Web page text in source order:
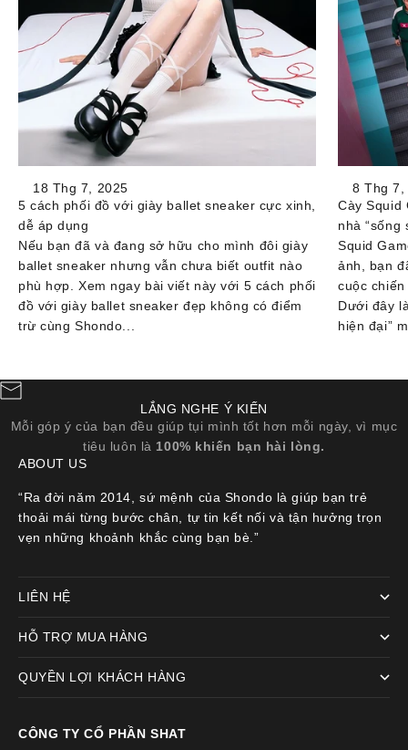
18 Thg 7, 2025
5 cách phối đồ với giày ballet sneaker cực xinh,
dễ áp dụng
Nếu bạn đã và đang sở hữu cho mình đôi giày
ballet sneaker nhưng vẫn chưa biết outfit nào
phù hợp. Xem ngay bài viết này với 5 cách phối
đồ với giày ballet sneaker đẹp không có điểm
trừ cùng Shondo...
8 Thg 7,
Cày Squid
nhà “sống
Squid
ảnh, bạn
cuộc
Dưới đây
hiện đại”
LẮNG NGHE Ý KIẾN
Mỗi góp ý của bạn đều giúp tụi mình tốt hơn mỗi ngày, vì mục
tiêu luôn là 100% khiến bạn hài lòng.
ABOUT US
“Ra đời năm 2014, sứ mệnh của Shondo là giúp bạn trẻ
thoải mái từng bước chân, tự tin kết nối và tận hưởng trọn
vẹn những khoảnh khắc cùng bạn bè.”
LIÊN HỆ
HỖ TRỢ MUA HÀNG
QUYỀN LỢI KHÁCH HÀNG
CÔNG TY CỔ PHẦN SHAT